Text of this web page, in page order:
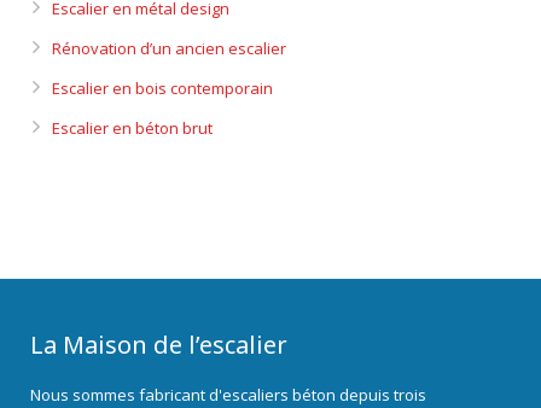
Escalier en métal design
Rénovation d’un ancien escalier
Escalier en bois contemporain
Escalier en béton brut
La Maison de l’escalier
Nous sommes fabricant d'escaliers béton depuis trois